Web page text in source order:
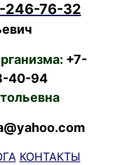
246-76-32
+7-
40-94
КОНТАКТЫ